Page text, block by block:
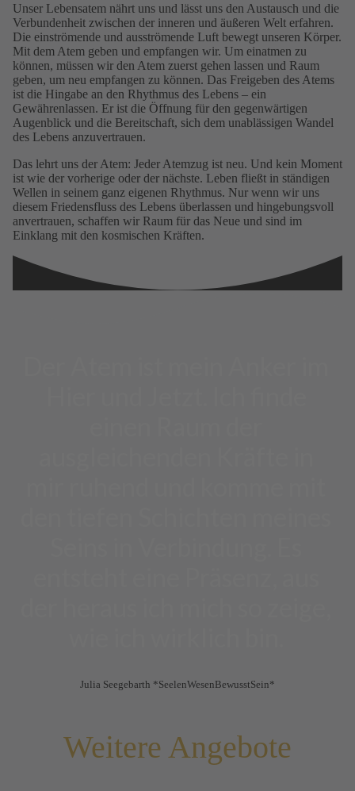
Unser Lebensatem nährt uns und lässt uns den Austausch und die
Verbundenheit zwischen der inneren und äußeren Welt erfahren.
Die einströmende und ausströmende Luft bewegt unseren Körper.
Mit dem Atem geben und empfangen wir. Um einatmen zu
können, müssen wir den Atem zuerst gehen lassen und Raum
geben, um neu empfangen zu können. Das Freigeben des Atems
ist die Hingabe an den Rhythmus des Lebens – ein
Gewährenlassen. Er ist die Öffnung für den gegenwärtigen
Augenblick und die Bereitschaft, sich dem unablässigen Wandel
des Lebens anzuvertrauen.
Das lehrt uns der Atem: Jeder Atemzug ist neu. Und kein Moment
ist wie der vorherige oder der nächste. Leben fließt in ständigen
Wellen in seinem ganz eigenen Rhythmus. Nur wenn wir uns
diesem Friedensfluss des Lebens überlassen und hingebungsvoll
anvertrauen, schaffen wir Raum für das Neue und sind im
Einklang mit den kosmischen Kräften.
Julia Seegebarth *SeelenWesenBewusstSein*
Weitere Angebote